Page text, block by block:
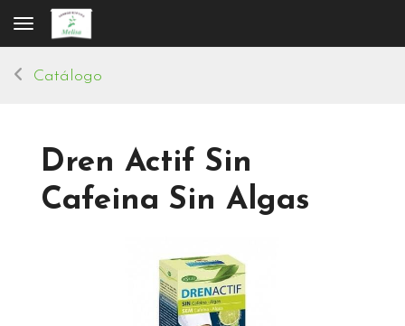
Toggle navigation
Catálogo
Dren Actif Sin
Cafeina Sin Algas